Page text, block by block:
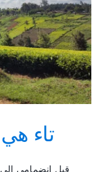
تاء
قبل انضمامي